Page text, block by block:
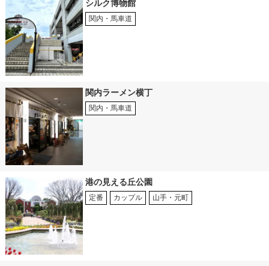
シルク博物館
関内・馬車道
関内ラーメン横丁
関内・馬車道
港の見える丘公園
定番 カップル 山手・元町